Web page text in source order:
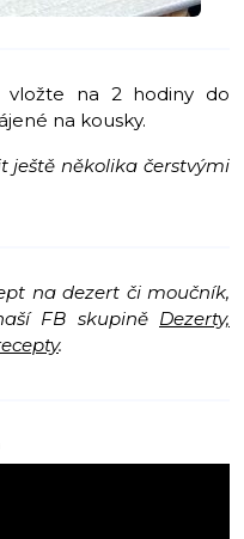
vložte na 2 hodiny do
na kousky.
ještě několika čerstvými
na dezert či moučník,
FB skupině Dezerty,
.